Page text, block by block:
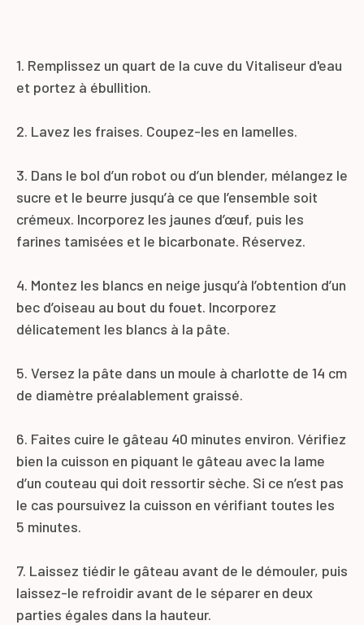
1. Remplissez un quart de la cuve du Vitaliseur d'eau
et portez à ébullition.
2. Lavez les fraises. Coupez-les en lamelles.
3. Dans le bol d’un robot ou d’un blender, mélangez le
sucre et le beurre jusqu’à ce que l’ensemble soit
crémeux. Incorporez les jaunes d’œuf, puis les
farines tamisées et le bicarbonate. Réservez.
4. Montez les blancs en neige jusqu’à l’obtention d’un
bec d’oiseau au bout du fouet. Incorporez
délicatement les blancs à la pâte.
5. Versez la pâte dans un moule à charlotte de 14 cm
de diamètre préalablement graissé.
6. Faites cuire le gâteau 40 minutes environ. Vérifiez
bien la cuisson en piquant le gâteau avec la lame
d’un couteau qui doit ressortir sèche. Si ce n’est pas
le cas poursuivez la cuisson en vérifiant toutes les
5 minutes.
7. Laissez tiédir le gâteau avant de le démouler, puis
laissez-le refroidir avant de le séparer en deux
parties égales dans la hauteur.